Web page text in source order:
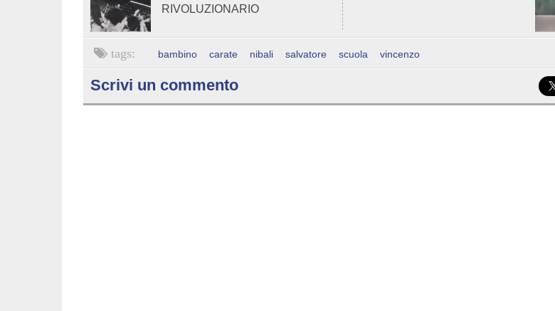
RIVOLUZIONARIO
bambino carate nibali salvatore scuola vincenzo
Scrivi un commento